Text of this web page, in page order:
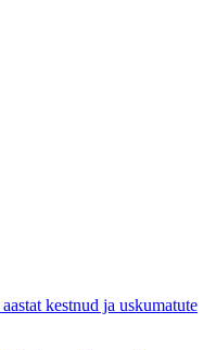
kestnud ja uskumatute